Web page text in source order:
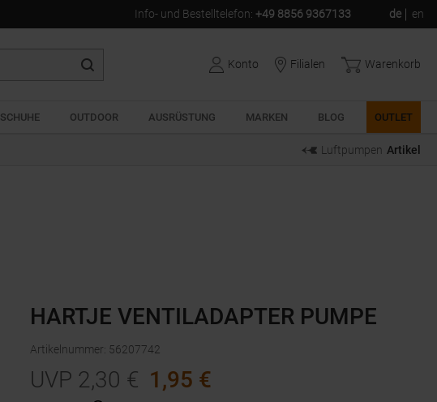
Info- und Bestelltelefon: +49 8856 9367133 de en
Konto Filialen Warenkorb
SCHUHE OUTDOOR AUSRÜSTUNG MARKEN BLOG OUTLET
Luftpumpen Artikel
HARTJE VENTILADAPTER PUMPE
Artikelnummer: 56207742
UVP 2,30 € 1,95 €